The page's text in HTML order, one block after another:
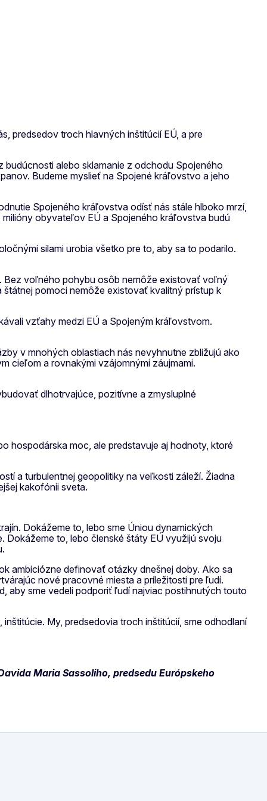
predsedov troch hlavných inštitúcií EÚ, a pre
budúcnosti alebo sklamanie z odchodu Spojeného
Budeme myslieť na Spojené kráľovstvo a jeho
Spojeného kráľovstva odísť nás stále hlboko mrzí,
obyvateľov EÚ a Spojeného kráľovstva budú
silami urobia všetko pre to, aby sa to podarilo.
Bez voľného pohybu osôb nemôže existovať voľný
pomoci nemôže existovať kvalitný prístup k
vzťahy medzi EÚ a Spojeným kráľovstvom.
v mnohých oblastiach nás nevyhnutne zbližujú ako
cieľom a rovnakými vzájomnými záujmami.
dlhotrvajúce, pozitívne a zmysluplné
hospodárska moc, ale predstavuje aj hodnoty, ktoré
a turbulentnej geopolitiky na veľkosti záleží. Žiadna
kakofónii sveta.
Dokážeme to, lebo sme Úniou dynamických
Dokážeme to, lebo členské štáty EÚ využijú svoju
ambiciózne definovať otázky dnešnej doby. Ako sa
nové pracovné miesta a príležitosti pre ľudí.
aby sme vedeli podporiť ľudí najviac postihnutých touto
My, predsedovia troch inštitúcií, sme odhodlaní
Maria Sassoliho, predsedu Európskeho